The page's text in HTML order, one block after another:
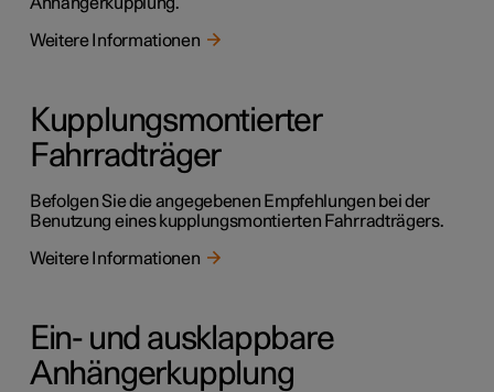
Weitere Informationen
Kupplungsmontierter
Fahrradträger
Befolgen Sie die angegebenen Empfehlungen bei der
Benutzung eines kupplungsmontierten Fahrradträgers.
Weitere Informationen
Ein- und ausklappbare
Anhängerkupplung